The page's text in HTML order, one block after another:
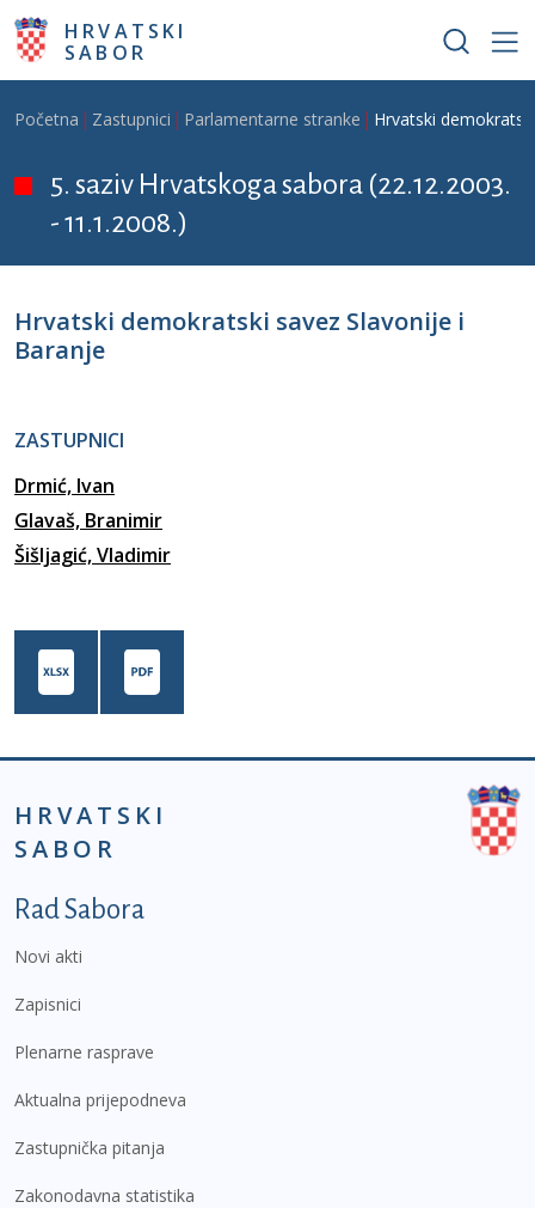
Skoči na glavni sadržaj
HRVATSKI
SABOR
Breadcrumb
Početna Zastupnici Parlamentarne stranke Hrvatski
5. saziv Hrvatskoga sabora (22.12.2003.
- 11.1.2008.)
Hrvatski demokratski savez Slavonije i
Baranje
ZASTUPNICI
Drmić, Ivan
Glavaš, Branimir
Šišljagić, Vladimir
HRVATSKI
SABOR
Podnožje prvi izbornik
Rad Sabora
Novi akti
Zapisnici
Plenarne rasprave
Aktualna prijepodneva
Zastupnička pitanja
Zakonodavna statistika